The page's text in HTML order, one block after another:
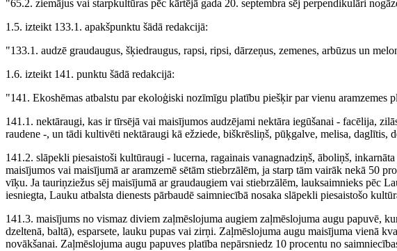
"65.2. ziemājus vai starpkultūras pēc kārtējā gada 20. septembra sēj perpendikulāri
1.5. izteikt 133.1. apakšpunktu šādā redakcijā:
"133.1. audzē graudaugus, šķiedraugus, rapsi, ripsi, dārzeņus, zemenes, arbūzus un
1.6. izteikt 141. punktu šādā redakcijā:
"141. Ekoshēmas atbalstu par ekoloģiski nozīmīgu platību piešķir par vienu aramzemes
141.1. nektāraugi, kas ir tīrsējā vai maisījumos audzējami nektāra iegūšanai - facēlija,
raudene -, un tādi kultivēti nektāraugi kā ežziede, biškrēsliņš, pūķgalve, melisa, daglītis,
141.2. slāpekli piesaistoši kultūraugi - lucerna, ragainais vanagnadziņš, āboliņš,
maisījumos vai maisījumā ar aramzemē sētām stiebrzālēm, ja starp tām vairāk nekā 50
vīķu. Ja tauriņziežus sēj maisījumā ar graudaugiem vai stiebrzālēm, lauksaimnieks pēc
iesniegta, Lauku atbalsta dienests pārbaudē saimniecībā nosaka slāpekli piesaistošo
141.3. maisījums no vismaz diviem zaļmēslojuma augiem zaļmēslojuma augu papuvē,
dzeltenā, baltā), esparsete, lauku pupas vai zirņi. Zaļmēslojuma augu maisījuma vienā
novākšanai. Zaļmēslojuma augu papuves platība nepārsniedz 10 procentu no